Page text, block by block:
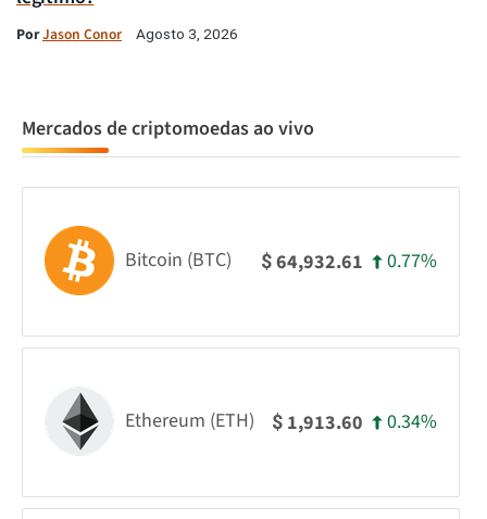
PorJason Conor Agosto 3, 2026
Mercados de criptomoedas ao vivo
Bitcoin (BTC) $64,932.61 0.77%
Ethereum (ETH) $ 1,913.60 0.34%